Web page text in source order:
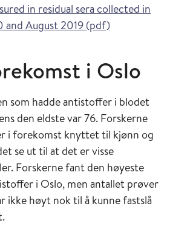
in residual sera collected in
August 2019 (pdf)
i Oslo
som hadde antistoffer i blodet
den eldste var 76. Forskerne
i forekomst knyttet til kjønn og
se ut til at det er visse
Forskerne fant den høyeste
i Oslo, men antallet prøver
ikke høyt nok til å kunne fastslå